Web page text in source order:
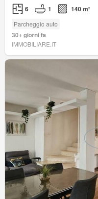
6 1 140 m²
Parcheggio auto
30+ giorni fa
IMMOBILIARE.IT